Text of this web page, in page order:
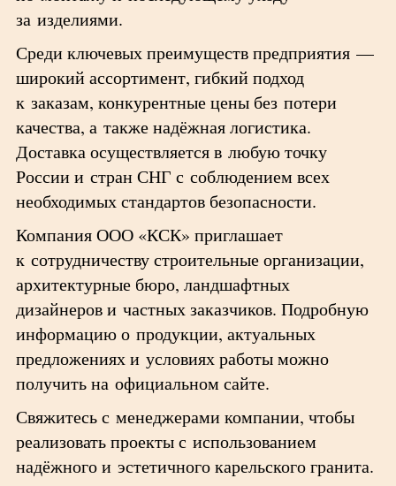
за изделиями.
Среди ключевых преимуществ предприятия —
широкий ассортимент, гибкий подход
к заказам, конкурентные цены без потери
качества, а также надёжная логистика.
Доставка осуществляется в любую точку
России и стран СНГ с соблюдением всех
необходимых стандартов безопасности.
Компания ООО «КСК» приглашает
к сотрудничеству строительные организации,
архитектурные бюро, ландшафтных
дизайнеров и частных заказчиков. Подробную
информацию о продукции, актуальных
предложениях и условиях работы можно
получить на официальном сайте.
Свяжитесь с менеджерами компании, чтобы
реализовать проекты с использованием
надёжного и эстетичного карельского гранита.